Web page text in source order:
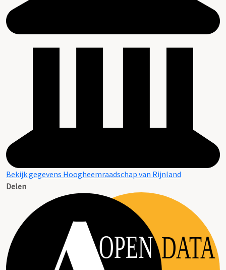
Bekijk gegevens Hoogheemraadschap van Rijnland
Delen
OPEN DATA